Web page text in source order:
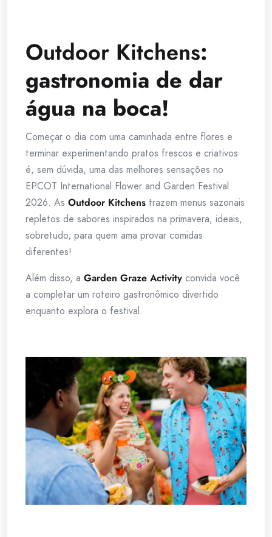
Outdoor Kitchens:
gastronomia de dar
água na boca!
Começar o dia com uma caminhada entre flores e
terminar experimentando pratos frescos e criativos
é, sem dúvida, uma das melhores sensações no
EPCOT International Flower and Garden Festival
2026. As Outdoor Kitchens trazem menus sazonais
repletos de sabores inspirados na primavera, ideais,
sobretudo, para quem ama provar comidas
diferentes!
Além disso, a Garden Graze Activity convida você
a completar um roteiro gastronômico divertido
enquanto explora o festival.